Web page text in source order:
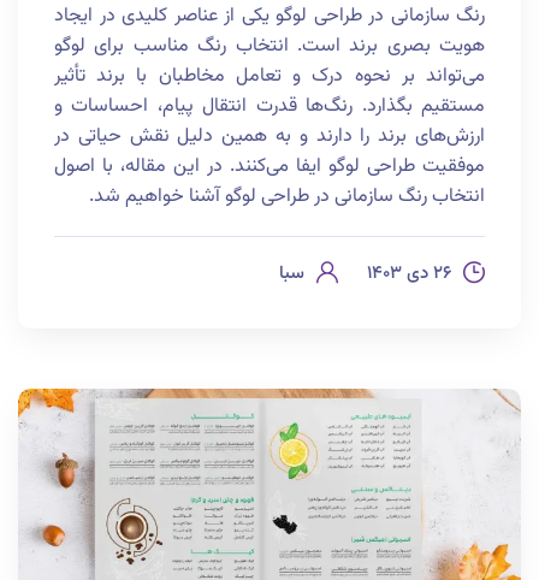
رنگ سازمانی در طراحی لوگو یکی از عناصر کلیدی در ایجاد
هویت بصری برند است. انتخاب رنگ مناسب برای لوگو
می‌تواند بر نحوه درک و تعامل مخاطبان با برند تأثیر
مستقیم بگذارد. رنگ‌ها قدرت انتقال پیام، احساسات و
ارزش‌های برند را دارند و به همین دلیل نقش حیاتی در
موفقیت طراحی لوگو ایفا می‌کنند. در این مقاله، با اصول
انتخاب رنگ سازمانی در طراحی لوگو آشنا خواهیم شد.
۲۶ دی ۱۴۰۳ سبا